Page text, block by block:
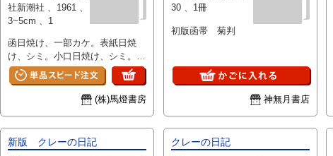
社新潮社 、1961 、
3~5cm 、1
函日焼け、一部カケ。表紙日焼
け、シミ。小口日焼け、シミ。ノ
ドワレ、書込。
(株)馬燈書房
30 、1冊
初版函帯 菊判
神無月書店
新版 クレーの日記 クレーの日記